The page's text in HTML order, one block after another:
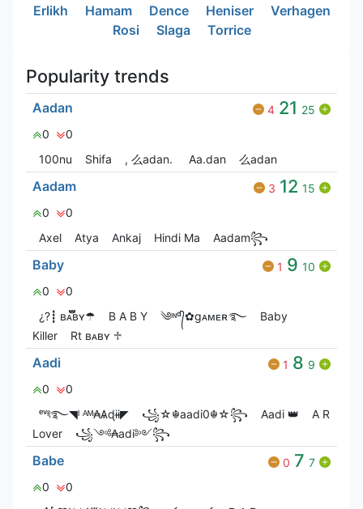
Erlikh
Hamam Dence Heniser
Verhagen
Rosi
Slaga Torrice
Popularity trends
Aadan 4 21 25
0
0
100nu
Shifa , 么adan. Aa.dan 么adan
Aadam 3 12 15
0
0
Axel
Atya Ankaj Hindi Ma Aadam꧂
Baby 1 9 10
0
0
¿?┋ ʙᴀ፝֟፝֟ʙʏㅤ☂︎
B A B Y ༄ᶦᶰᵈ᭄✿gᴀᴍᴇʀ࿐
Baby
Killer
Rt ʙᴀʙʏ ♱
Aadi 1 8 9
0
0
ᵉᵛᶤᶩ࿐◥ᴵ ᴬᴹ₳Ѧɖɨɨ◤
꧁☆☬aadi0☬☆꧂ Aadi 👑
A R
Lover
꧁༺₳adi༻꧂
Babe 0 7 7
0
0